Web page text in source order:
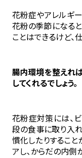
花粉症やアレルギ
花粉の季節になる
ことはできるけど、
腸内環境を整えれ
してくれるでしょう。
花粉症対策には、
段の食事に取り入
慣化したりするこ
アし、からだの内側